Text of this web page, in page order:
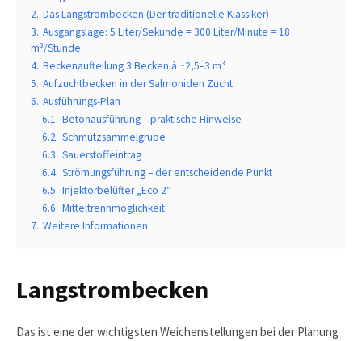
2. Das Langstrombecken (Der traditionelle Klassiker)
3. Ausgangslage: 5 Liter/Sekunde = 300 Liter/Minute = 18
m³/Stunde
4. Beckenaufteilung 3 Becken à ~2,5–3 m³
5. Aufzuchtbecken in der Salmoniden Zucht
6. Ausführungs-Plan
6.1. Betonausführung – praktische Hinweise
6.2. Schmutzsammelgrube
6.3. Sauerstoffeintrag
6.4. Strömungsführung – der entscheidende Punkt
6.5. Injektorbelüfter „Eco 2“
6.6. Mitteltrennmöglichkeit
7. Weitere Informationen
Langstrombecken
Das ist eine der wichtigsten Weichenstellungen bei der Planung